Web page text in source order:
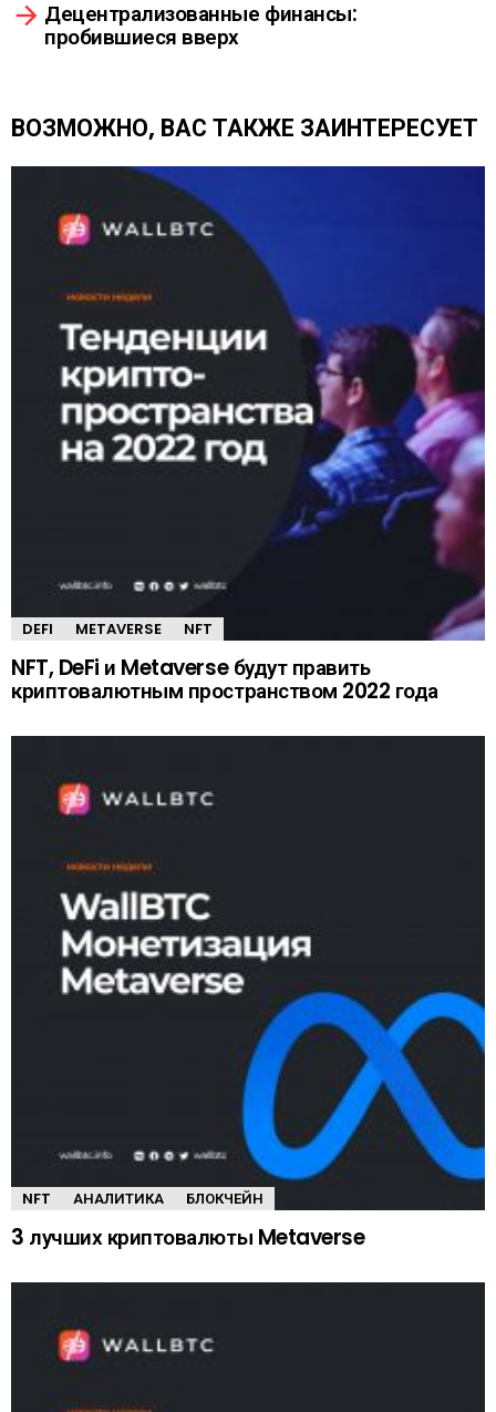
е
щ
е
Децентрализованные финансы:
пробившиеся вверх
ВОЗМОЖНО, ВАС ТАКЖЕ ЗАИНТЕРЕСУЕТ
DEFI METAVERSE NFT
NFT, DeFi и Metaverse будут править
криптовалютным пространством 2022 года
NFT АНАЛИТИКА БЛОКЧЕЙН
3 лучших криптовалюты Metaverse